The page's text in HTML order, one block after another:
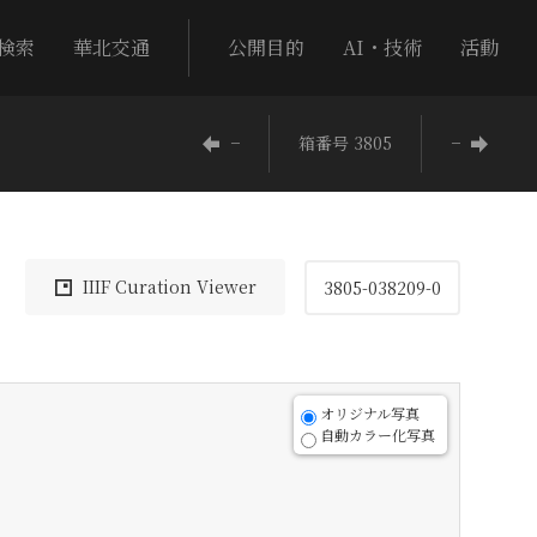
索 華北交通 公開目的 AI・技術 活動
− 箱番号 3805 −
IIIF Curation Viewer 3805-038209-0
オリジナル写真
自動カラー化写真